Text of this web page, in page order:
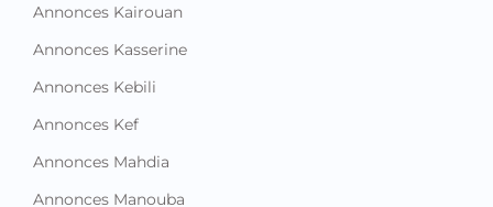
Annonces Kairouan
Annonces Kasserine
Annonces Kebili
Annonces Kef
Annonces Mahdia
Annonces Manouba